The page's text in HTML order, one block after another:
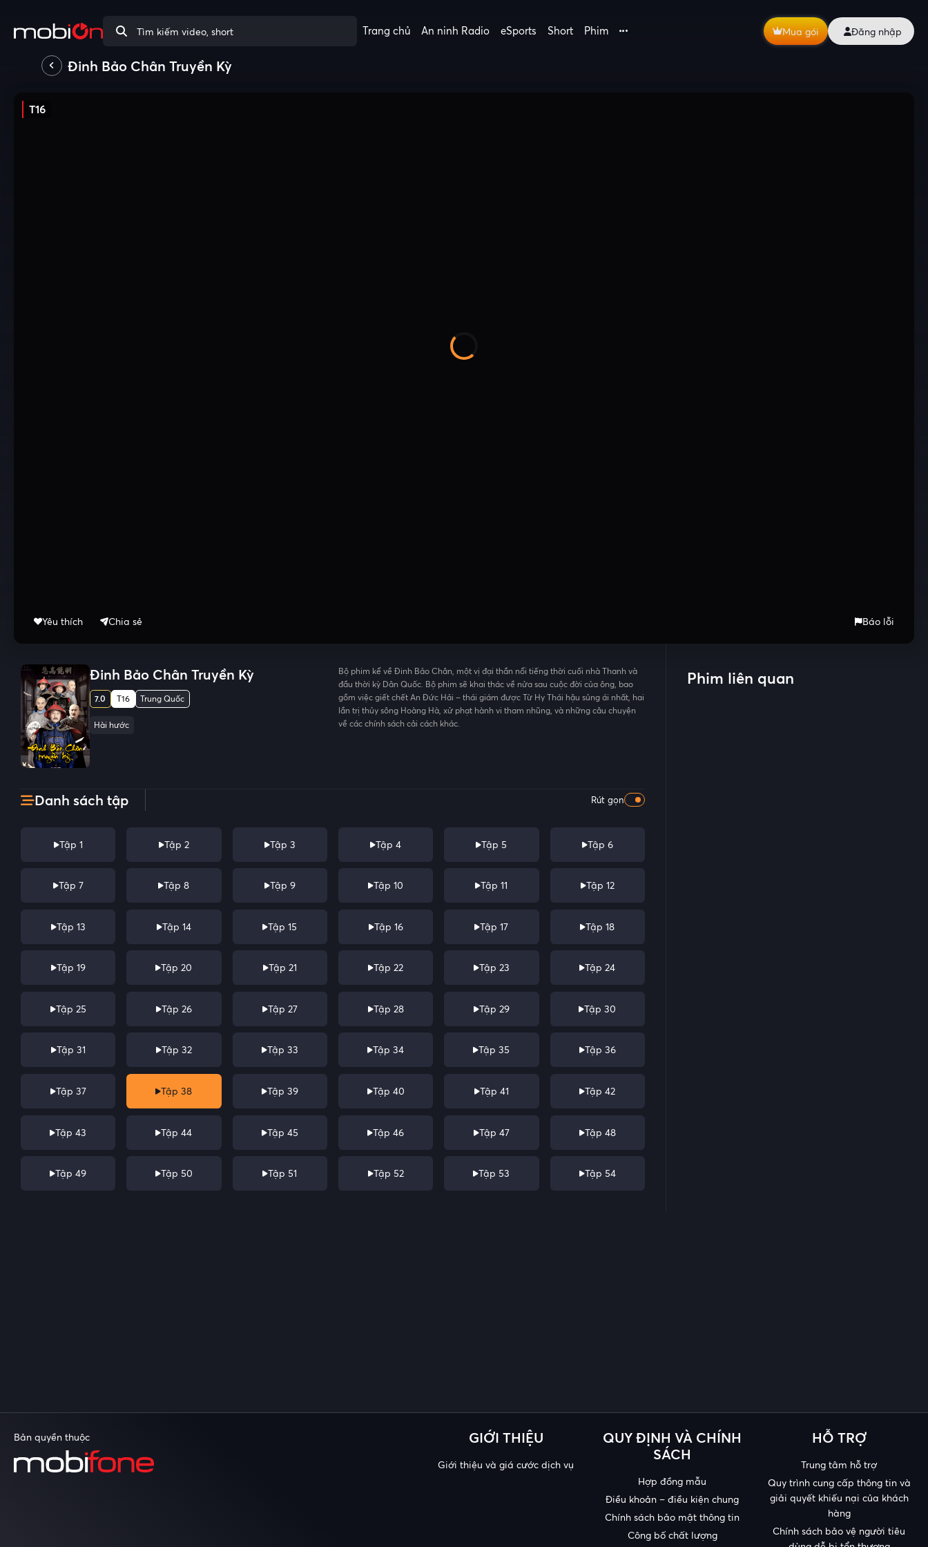
Trang chủ An ninh Radio eSports Short Phim Mua gói Đăng nhập
Đinh Bảo Chân Truyền Kỳ
T16
Yêu thích Chia sẻ Báo lỗi
Đinh Bảo Chân Truyền Kỳ
7.0 T16 Trung Quốc
Hài hước
Bộ phim kể về Đinh Bảo Chân, một vị đại thần nổi tiếng thời cuối nhà Thanh và
đầu thời kỳ Dân Quốc. Bộ phim sẽ khai thác về nửa sau cuộc đời của ông, bao
gồm việc giết chết An Đức Hải – thái giám được Từ Hy Thái hậu sủng ái nhất, hai
lần trị thủy sông Hoàng Hà, xử phạt hành vi tham nhũng, và những câu chuyện
về các chính sách cải cách khác.
Danh sách tập Rút gọn
Tập 1 Tập 2 Tập 3 Tập 4 Tập 5 Tập 6
Tập 7 Tập 8 Tập 9 Tập 10 Tập 11 Tập 12
Tập 13 Tập 14 Tập 15 Tập 16 Tập 17 Tập 18
Tập 19 Tập 20 Tập 21 Tập 22 Tập 23 Tập 24
Tập 25 Tập 26 Tập 27 Tập 28 Tập 29 Tập 30
Tập 31 Tập 32 Tập 33 Tập 34 Tập 35 Tập 36
Tập 37 Tập 38 Tập 39 Tập 40 Tập 41 Tập 42
Tập 43 Tập 44 Tập 45 Tập 46 Tập 47 Tập 48
Tập 49 Tập 50 Tập 51 Tập 52 Tập 53 Tập 54
Phim liên quan
Bản quyền thuộc GIỚI THIỆU
Giới thiệu và giá cước dịch vụ
QUY ĐỊNH VÀ CHÍNH
SÁCH
Hợp đồng mẫu
Điều khoản – điều kiện chung
Chính sách bảo mật thông tin
Công bố chất lượng
HỖ TRỢ
Trung tâm hỗ trợ
Quy trình cung cấp thông tin và
giải quyết khiếu nại của khách
hàng
Chính sách bảo vệ người tiêu